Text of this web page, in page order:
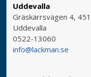
Uddevalla
Gräskärrsvägen 4,
Uddevalla
0522-13060
info@lackman.se